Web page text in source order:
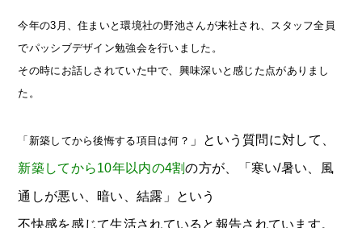
今年の3月、住まいと環境社の野池さんが来社され、スタッフ全員
でパッシブデザイン勉強会を行いました。
その時にお話しされていた中で、興味深いと感じた点がありまし
た。
「新築してから後悔する項目は何？ 」という質問に対して、
新築してから10年以内の4割の方が、「寒い/暑い、風
通しが悪い、暗い、結露」という
不快感を感じて生活されていると報告されています。